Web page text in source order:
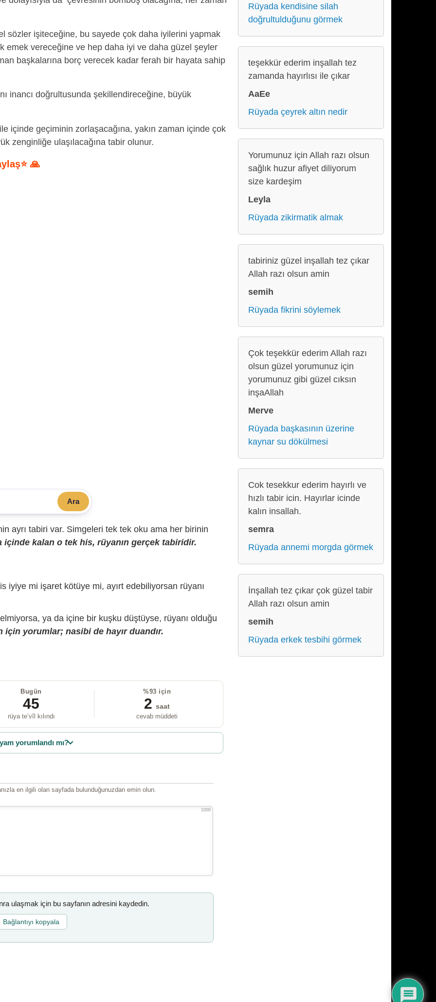
sözler işiteceğine, bu sayede çok daha iyilerini yapmak
emek vereceğine ve hep daha iyi ve daha güzel şeyler
başkalarına borç verecek kadar ferah bir hayata sahip
inancı doğrultusunda şekillendireceğine, büyük
içinde geçiminin zorlaşacağına, yakın zaman içinde çok
zenginliğe ulaşılacağına tabir olunur.
🙏
Ara
ayrı tabiri var. Simgeleri tek tek oku ama her birinin
içinde kalan o tek his, rüyanın gerçek tabiridir.
iyiye mi işaret kötüye mi, ayırt edebiliyorsan rüyanı
ya da içine bir kuşku düştüyse, rüyanı olduğu
için yorumlar; nasibi de hayır duandır.
Bugün
45
rüya te’vîl kılındı
%93 için
2 saat
cevab müddeti
yorumlandı mı?
en ilgili olan sayfada bulunduğunuzdan emin olun.
1000
ulaşmak için bu sayfanın adresini kaydedin.
Bağlantıyı kopyala
Rüyada kendisine silah
doğrultulduğunu görmek
teşekkür ederim inşallah tez
zamanda hayırlısı ile çıkar
AaEe
Rüyada çeyrek altın nedir
Yorumunuz için Allah razı olsun
sağlık huzur afiyet diliyorum
size kardeşim
Leyla
Rüyada zikirmatik almak
tabiriniz güzel inşallah tez çıkar
Allah razı olsun amin
semih
Rüyada fikrini söylemek
Çok teşekkür ederim Allah razı
olsun güzel yorumunuz için
yorumunuz gibi güzel cıksın
inşaAllah
Merve
Rüyada başkasının üzerine
kaynar su dökülmesi
Cok tesekkur ederim hayırlı ve
hızlı tabir icin. Hayırlar icinde
kalın insallah.
semra
Rüyada annemi morgda görmek
İnşallah tez çıkar çok güzel tabir
Allah razı olsun amin
semih
Rüyada erkek tesbihi görmek